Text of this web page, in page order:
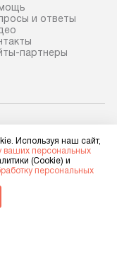
и ответы
партнеры
Используя наш сайт,
ваших персональных
(Cookie) и
персональных